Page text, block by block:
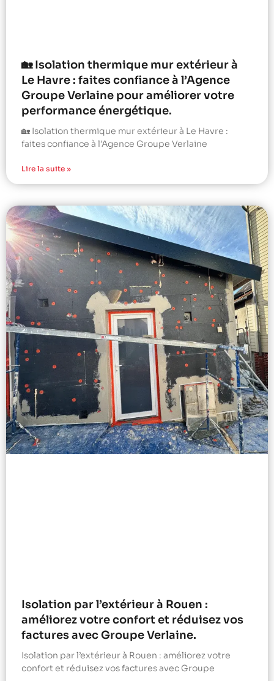
🏡 Isolation thermique mur extérieur à
Le Havre : faites confiance à l’Agence
Groupe Verlaine pour améliorer votre
performance énergétique.
🏡 Isolation thermique mur extérieur à Le Havre :
faites confiance à l’Agence Groupe Verlaine
Lire la suite »
Isolation par l’extérieur à Rouen :
améliorez votre confort et réduisez vos
factures avec Groupe Verlaine.
Isolation par l’extérieur à Rouen : améliorez votre
confort et réduisez vos factures avec Groupe